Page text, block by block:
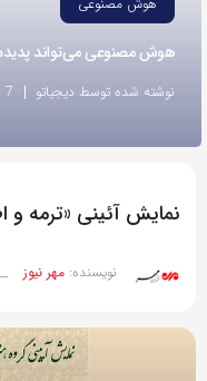
لینک
هوش مصنوعی می‌تواند
نوشته شده توسط دیجیاتو 7 ساعت پیش
نمایش آئینی «ترمه و
نویسنده: مهر نیوز